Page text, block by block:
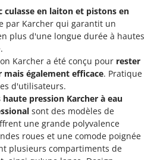
tracteur
vignes
des fruits
culasse en laiton et pistons en
par Karcher qui garantit un
plus d'une longue durée à hautes
Karcher a été conçu pour rester
également efficace. Pratique
d'utilisateurs.
pression Karcher à eau
sont des modèles de
une grande polyvalence
roues et une comode poignée
plusieurs compartiments de